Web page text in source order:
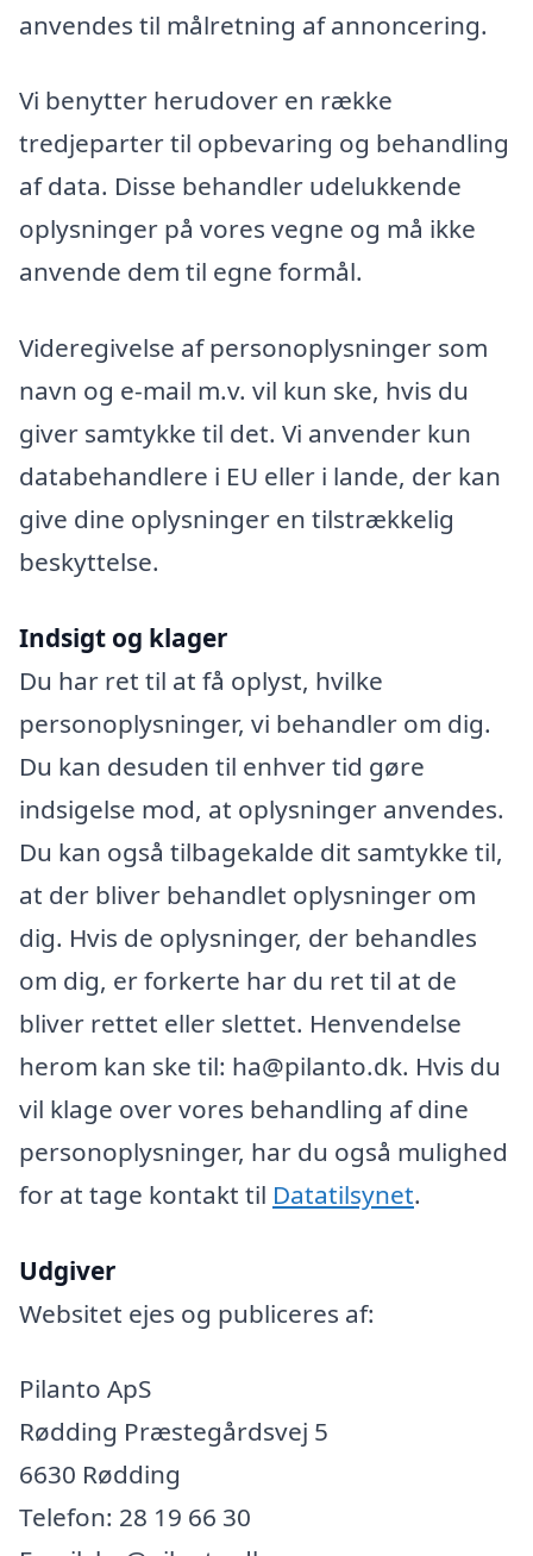
anvendes til målretning af annoncering.
Vi benytter herudover en række
tredjeparter til opbevaring og behandling
af data. Disse behandler udelukkende
oplysninger på vores vegne og må ikke
anvende dem til egne formål.
Videregivelse af personoplysninger som
navn og e-mail m.v. vil kun ske, hvis du
giver samtykke til det. Vi anvender kun
databehandlere i EU eller i lande, der kan
give dine oplysninger en tilstrækkelig
beskyttelse.
Indsigt og klager
Du har ret til at få oplyst, hvilke
personoplysninger, vi behandler om dig.
Du kan desuden til enhver tid gøre
indsigelse mod, at oplysninger anvendes.
Du kan også tilbagekalde dit samtykke til,
at der bliver behandlet oplysninger om
dig. Hvis de oplysninger, der behandles
om dig, er forkerte har du ret til at de
bliver rettet eller slettet. Henvendelse
herom kan ske til: ha@pilanto.dk. Hvis du
vil klage over vores behandling af dine
personoplysninger, har du også mulighed
for at tage kontakt til Datatilsynet.
Udgiver
Websitet ejes og publiceres af:
Pilanto ApS
Rødding Præstegårdsvej 5
6630 Rødding
Telefon: 28 19 66 30